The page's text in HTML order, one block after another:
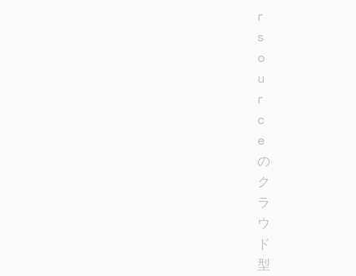
r
s
o
u
r
c
e
の
ク
ラ
ウ
ド
型